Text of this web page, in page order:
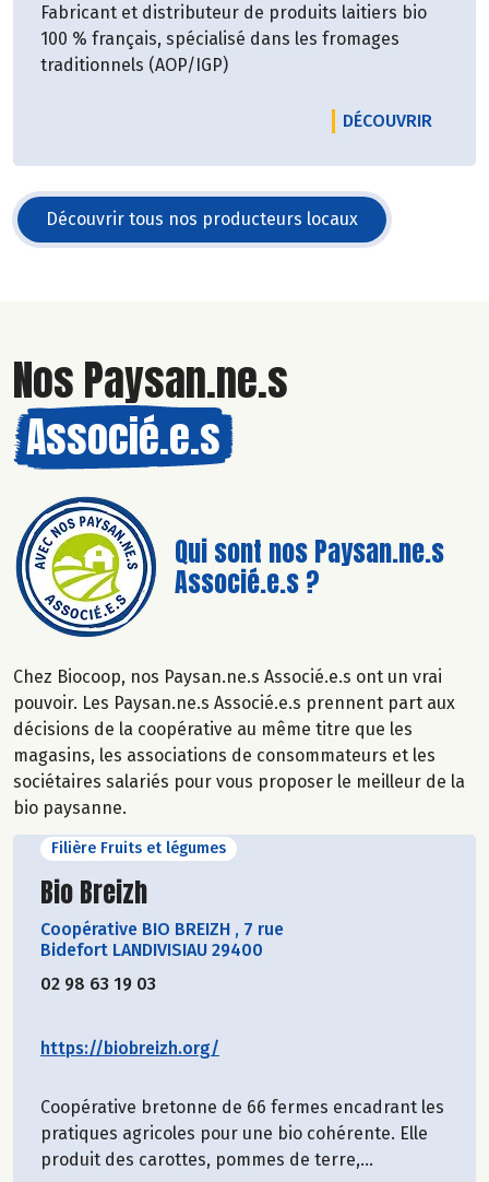
Fabricant et distributeur de produits laitiers bio
100 % français, spécialisé dans les fromages
traditionnels (AOP/IGP)
DÉCOUVRIR
Découvrir tous nos producteurs locaux
Nos Paysan.ne.s
Associé.e.s
Qui sont nos Paysan.ne.s
Associé.e.s ?
Chez Biocoop, nos Paysan.ne.s Associé.e.s ont un vrai
pouvoir. Les Paysan.ne.s Associé.e.s prennent part aux
décisions de la coopérative au même titre que les
magasins, les associations de consommateurs et les
sociétaires salariés pour vous proposer le meilleur de la
bio paysanne.
Filière Fruits et légumes
Découvrir le producteur
Bio Breizh
Coopérative BIO BREIZH , 7 rue
Bidefort LANDIVISIAU 29400
02 98 63 19 03
https://biobreizh.org/
Coopérative bretonne de 66 fermes encadrant les
pratiques agricoles pour une bio cohérente. Elle
produit des carottes, pommes de terre,...